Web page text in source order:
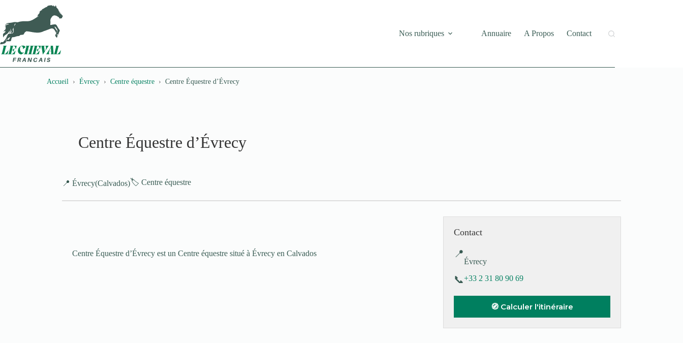
contenu
Nos rubriques
Annuaire A Propos Contact
Accueil Évrecy Centre équestre Centre Équestre d’Évrecy
Centre Équestre d’Évrecy
📍 Évrecy(Calvados)🏷️ Centre équestre
Centre Équestre d’Évrecy est un Centre équestre situé à Évrecy en Calvados
Contact
📍
Évrecy
📞+33 2 31 80 90 69
🧭 Calculer l'itinéraire